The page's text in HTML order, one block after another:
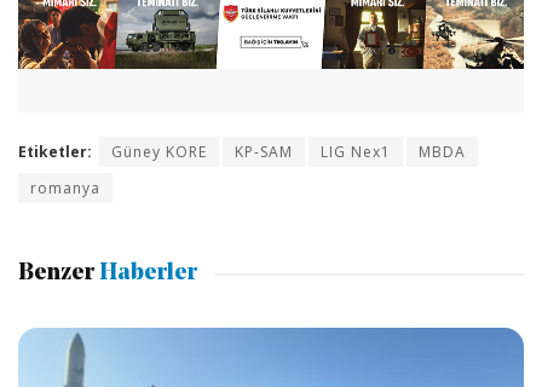
Etiketler: Güney KORE KP-SAM LIG Nex1
MBDA
romanya
Benzer Haberler